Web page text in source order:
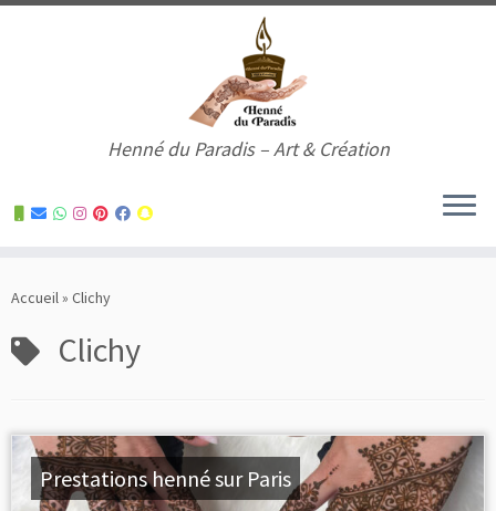
to
Henné du Paradis – Art & Création
Accueil» Clichy
Clichy
Prestations henné sur Paris